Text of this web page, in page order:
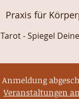
Praxis für
Tarot - Spiegel
Anmeldung
Veranstaltungen